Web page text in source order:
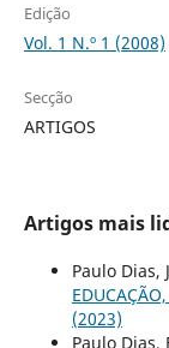
Edição
Vol. 1 N.º 1 (2008)
Secção
ARTIGOS
Artigos mais
Paulo Dias,
(2023)
Paulo